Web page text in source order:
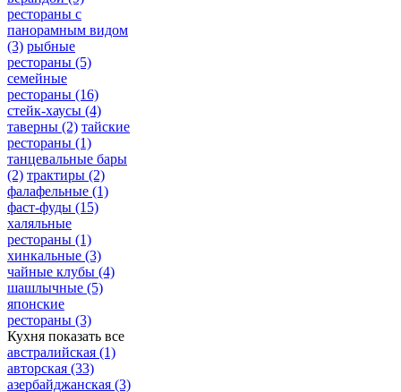
рестораны с
панорамным видом
(3) рыбные
рестораны (5)
семейные
рестораны (16)
стейк-хаусы (4)
таверны (2) тайские
рестораны (1)
танцевальные бары
(2) трактиры (2)
фалафельные (1)
фаст-фуды (15)
халяльные
рестораны (1)
хинкальные (3)
чайные клубы (4)
шашлычные (5)
японские
рестораны (3)
Кухня показать все
австралийская (1)
авторская (33)
азербайджанская (3)